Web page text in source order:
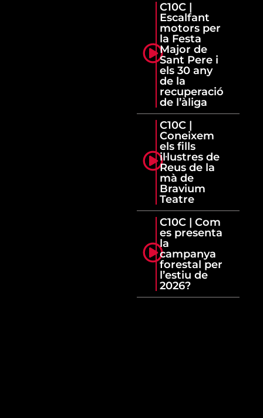
C10C |
Escalfant
motors per
la Festa
Major de
Sant Pere i
els 30 any
de la
recuperació
de l’àliga
C10C |
Coneixem
els fills
il·lustres de
Reus de la
mà de
Bravium
Teatre
C10C | Com
es presenta
la
campanya
forestal per
l’estiu de
2026?